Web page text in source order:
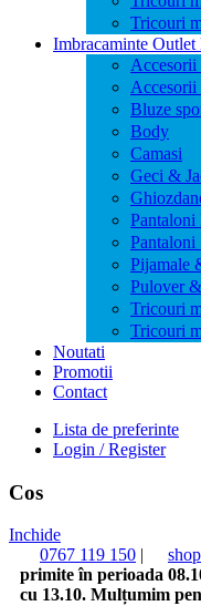
Tricouri
Imbracaminte Outlet
Accesorii
Accesorii
Bluze
Body
Camasi
Geci &
Pantaloni
Pantaloni
Pijamale
Pulover
Tricouri
Tricouri
Noutati
Promotii
Contact
Lista de preferinte
Login / Register
Cos
Inchide
0767 119 150 |
primite în perioada
cu 13.10. Mulțumim